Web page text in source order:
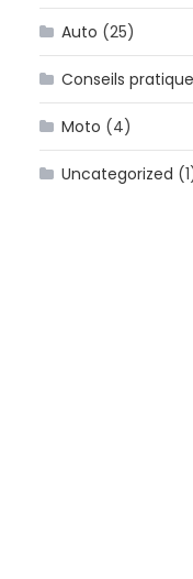
Auto (25)
Conseils
Moto (4)
Uncategorized